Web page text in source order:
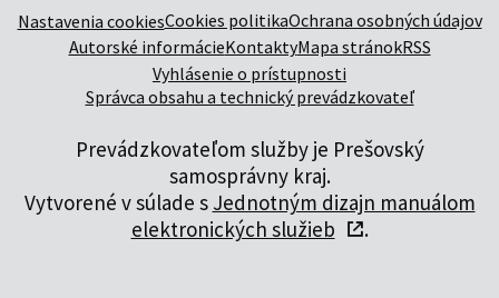
Nastavenia cookiesCookies politikaOchrana osobných údajov
Autorské informácieKontaktyMapa stránokRSS
Vyhlásenie o prístupnosti
Správca obsahu a technický prevádzkovateľ
Prevádzkovateľom služby je Prešovský
samosprávny kraj.
Vytvorené v súlade s Jednotným dizajn manuálom
elektronických služieb
.